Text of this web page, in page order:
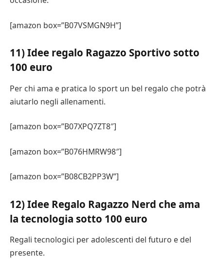
[amazon box=”B07VSMGN9H”]
11) Idee regalo Ragazzo Sportivo sotto
100 euro
Per chi ama e pratica lo sport un bel regalo che potrà
aiutarlo negli allenamenti.
[amazon box=”B07XPQ7ZT8″]
[amazon box=”B076HMRW98″]
[amazon box=”B08CB2PP3W”]
12) Idee Regalo Ragazzo Nerd che ama
la tecnologia sotto 100 euro
Regali tecnologici per adolescenti del futuro e del
presente.